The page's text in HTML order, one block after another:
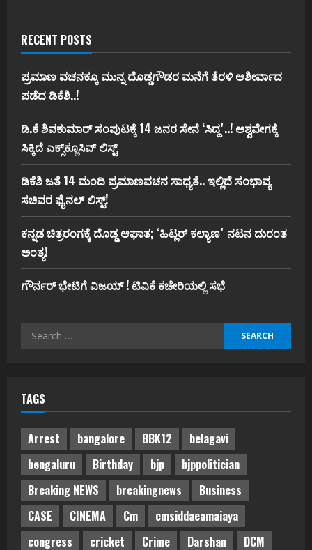
RECENT POSTS
ಪ್ರಮಾಣ ವಚನಕ್ಕೂ ಮುನ್ನ ದೊಡ್ಡಗೌಡರ ಮನೆಗೆ ತೆರಳಿ ಆಶೀರ್ವಾದ
ಪಡೆದ ಡಿಕೆಶಿ..!
ಡಿ.ಕೆ ಶಿವಕುಮಾರ್‌ ಸಂಪುಟಕ್ಕೆ 14 ಜನರ ಸೇನೆ ʻಸಿದ್ದʼ..! ಅಶ್ವವೇಗಕ್ಕೆ
ಸಿಕ್ಕಿದೆ ಎಕ್ಸ್‌ಕ್ಲೂಸಿವ್‌ ಲಿಸ್ಟ್‌
ಡಿಕೆಶಿ ಜತೆ 14 ಮಂದಿ ಪ್ರಮಾಣವಚನ ಸಾಧ್ಯತೆ.. ಇಲ್ಲಿದೆ ಸಂಭಾವ್ಯ
ಸಚಿವರ ಫೈನಲ್ ಲಿಸ್ಟ್‌!
ಕನ್ನಡ ಚಿತ್ರರಂಗಕ್ಕೆ ದೊಡ್ಡ ಆಘಾತ; ʻಹಿಟ್ಲರ್ ಕಲ್ಯಾಣʼ ನಟನ ದುರಂತ
ಅಂತ್ಯ!
ಗೌರ್ನರ್‌ ಭೇಟಿಗೆ ವಿಜಯ್‌ ! ಟಿವಿಕೆ ಕಚೇರಿಯಲ್ಲಿ ಸಭೆ
Search
TAGS
Arrest bangalore BBK12
belagavi
bengaluru
Birthday bjp
bjppolitician
Breaking NEWS
breakingnews
Business
CASE
CINEMA Cm
cmsiddaeamaiaya
congress
cricket Crime Darshan DCM